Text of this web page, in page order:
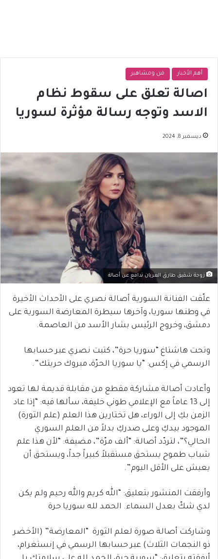
أهم الأخبار فن ومشاهير
اصالة تعلق على سقوط نظام
الاسد وتوجه رسالة مؤثرة لسوريا
ديسمبر 8, 2024
زوجة شقيق طارق العريان تدافع عن أصالة
علّقت الفنانة السورية أصالة نصري على الأحداث الأخيرة
في وطنها سوريا، وآخرها سيطرة المعارضة السورية على
دمشق، وخروج الرئيس بشار الأسد من العاصمة.
وتحت هاشتاغ “سوريا حرة”، كتبت نصري عبر حسابها
الرسمي في إكس: “يا سوريا الحرّة، مبروك حريتك”.
وأعادت أصالة مشاركة مقطع من مقابلة قديمة لها تعود
إلى 13 عاماً مع الإعلامي طوني خليفة، سألها فيه: “إذا عاد
الزمن بكِ إلى الوراء، هل تختارين هذا العلم (علم الثورة)
الموجود بيدكِ وعلى صدركِ بدلاً من العلم السوري
الحالي؟”، لتردّد أصالة: “ألف مرّة”، مضيفة: “لأن هذا علم
شباب طموح يستحق مستقبلاً كبيراً جداً، ويستحق أن
يعيش على الأقل اليوم”.
وأرفقت المنشور بتعليق: “الله كريم والله رحيم ولم يكن
لدي شكّ بعدل السماء. الحمد لله سوريا حرة
وشاركت أصالة صورة لعلم الثورة “المعارضة” (الأخضر
ذو النجمات الثلاث) عبر حسابها الرسمي في إنستغرام،